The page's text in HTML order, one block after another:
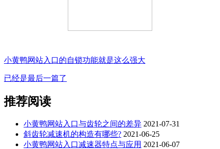
小黄鸭网站入口的自锁功能就是这么强大
已经是最后一篇了
推荐阅读
小黄鸭网站入口与齿轮之间的差异 2021-07-31
斜齿轮减速机的构造有哪些? 2021-06-25
小黄鸭网站入口减速器特点与应用 2021-06-07